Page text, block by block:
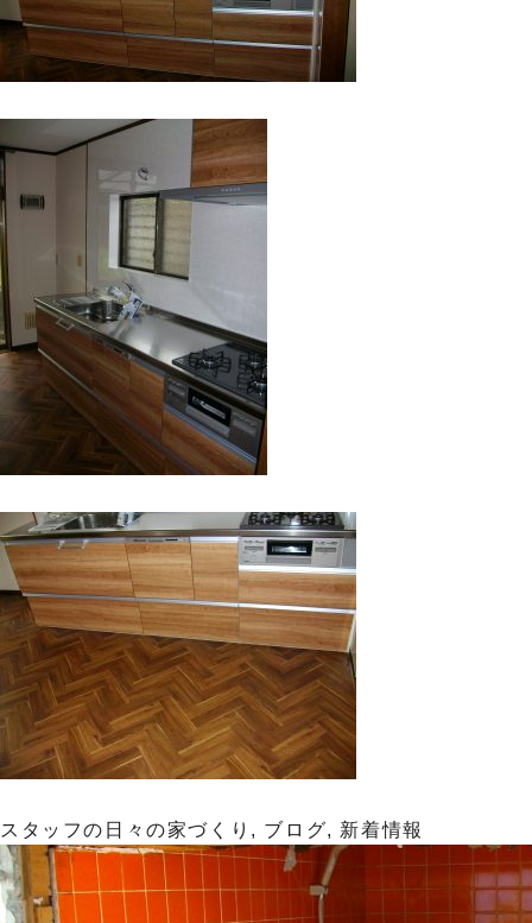
スタッフの日々の家づくり , ブログ, 新着情報